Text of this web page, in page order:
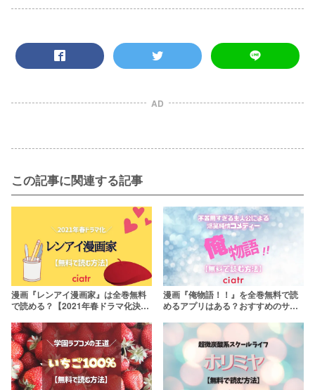
AD
この記事に関連する記事
漫画『レンアイ漫画家』は全巻無料
で読める？【2021年春ドラマ化決
漫画『俺物語！！』を全巻無料で読
めるアプリはある？おすすめのサー
気漫画】